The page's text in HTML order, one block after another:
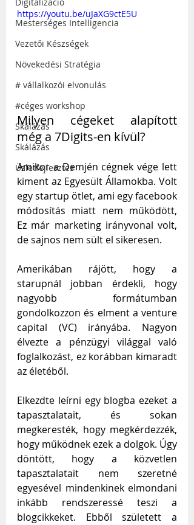
Mesterséges Intelligencia
Vezetői Készségek
Növekedési Stratégia
# vállalkozói elvonulás
#céges workshop
Skálázás
Skálázás
Üzletfejlesztés
https://youtu.be/uJaXG9ctE5U
Milyen cégeket alapított
még a 7Digits-en kívül?
Amikor a Demjén cégnek vége lett
kiment az Egyesült Államokba. Volt
egy startup ötlet, ami egy facebook
módosítás miatt nem működött,
Ez már marketing irányvonal volt,
de sajnos nem sült el sikeresen.
Amerikában rájött, hogy a
starupnál jobban érdekli, hogy
nagyobb formátumban
gondolkozzon és elment a venture
capital (VC) irányába. Nagyon
élvezte a pénzügyi világgal való
foglalkozást, ez korábban kimaradt
az életéből.
Elkezdte leírni egy blogba ezeket a
tapasztalatait, és sokan
megkeresték, hogy megkérdezzék,
hogy működnek ezek a dolgok. Úgy
döntött, hogy a közvetlen
tapasztalatait nem szeretné
egyesével mindenkinek elmondani
inkább rendszeressé teszi a